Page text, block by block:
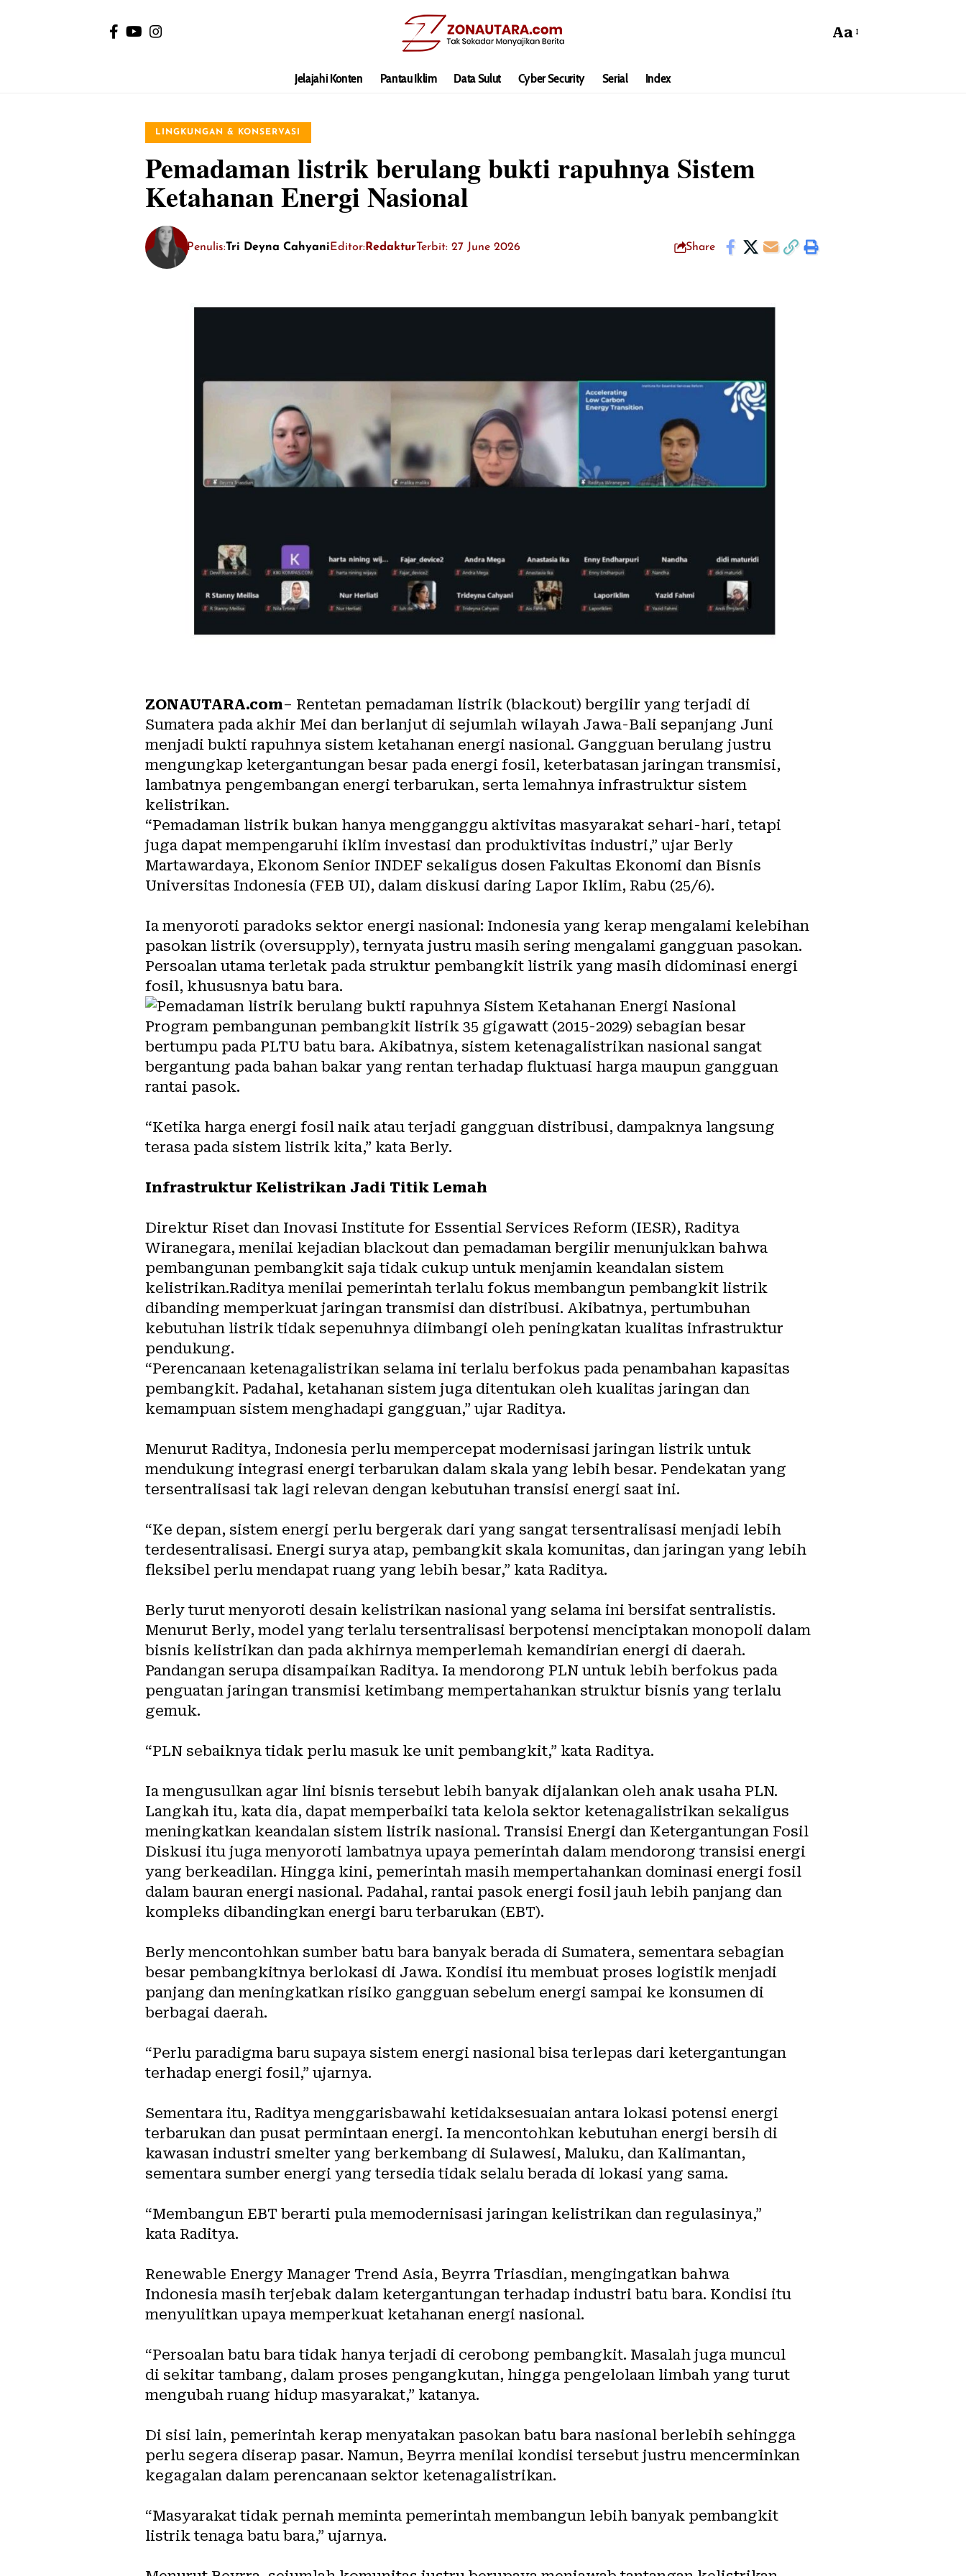
Aa
Jelajahi Konten Pantau Iklim Data Sulut Cyber Security Serial Index
LINGKUNGAN & KONSERVASI
Pemadaman listrik berulang bukti rapuhnya Sistem
Ketahanan Energi Nasional
Penulis:Tri Deyna Cahyani Editor:Redaktur Terbit: 27 June 2026 Share
ZONAUTARA.com– Rentetan pemadaman listrik (blackout) bergilir yang terjadi di
Sumatera pada akhir Mei dan berlanjut di sejumlah wilayah Jawa-Bali sepanjang Juni
menjadi bukti rapuhnya sistem ketahanan energi nasional. Gangguan berulang justru
mengungkap ketergantungan besar pada energi fosil, keterbatasan jaringan transmisi,
lambatnya pengembangan energi terbarukan, serta lemahnya infrastruktur sistem
kelistrikan.
“Pemadaman listrik bukan hanya mengganggu aktivitas masyarakat sehari-hari, tetapi
juga dapat mempengaruhi iklim investasi dan produktivitas industri,” ujar Berly
Martawardaya, Ekonom Senior INDEF sekaligus dosen Fakultas Ekonomi dan Bisnis
Universitas Indonesia (FEB UI), dalam diskusi daring Lapor Iklim, Rabu (25/6).
Ia menyoroti paradoks sektor energi nasional: Indonesia yang kerap mengalami kelebihan
pasokan listrik (oversupply), ternyata justru masih sering mengalami gangguan pasokan.
Persoalan utama terletak pada struktur pembangkit listrik yang masih didominasi energi
fosil, khususnya batu bara.
Program pembangunan pembangkit listrik 35 gigawatt (2015-2029) sebagian besar
bertumpu pada PLTU batu bara. Akibatnya, sistem ketenagalistrikan nasional sangat
bergantung pada bahan bakar yang rentan terhadap fluktuasi harga maupun gangguan
rantai pasok.
“Ketika harga energi fosil naik atau terjadi gangguan distribusi, dampaknya langsung
terasa pada sistem listrik kita,” kata Berly.
Infrastruktur Kelistrikan Jadi Titik Lemah
Direktur Riset dan Inovasi Institute for Essential Services Reform (IESR), Raditya
Wiranegara, menilai kejadian blackout dan pemadaman bergilir menunjukkan bahwa
pembangunan pembangkit saja tidak cukup untuk menjamin keandalan sistem
kelistrikan.Raditya menilai pemerintah terlalu fokus membangun pembangkit listrik
dibanding memperkuat jaringan transmisi dan distribusi. Akibatnya, pertumbuhan
kebutuhan listrik tidak sepenuhnya diimbangi oleh peningkatan kualitas infrastruktur
pendukung.
“Perencanaan ketenagalistrikan selama ini terlalu berfokus pada penambahan kapasitas
pembangkit. Padahal, ketahanan sistem juga ditentukan oleh kualitas jaringan dan
kemampuan sistem menghadapi gangguan,” ujar Raditya.
Menurut Raditya, Indonesia perlu mempercepat modernisasi jaringan listrik untuk
mendukung integrasi energi terbarukan dalam skala yang lebih besar. Pendekatan yang
tersentralisasi tak lagi relevan dengan kebutuhan transisi energi saat ini.
“Ke depan, sistem energi perlu bergerak dari yang sangat tersentralisasi menjadi lebih
terdesentralisasi. Energi surya atap, pembangkit skala komunitas, dan jaringan yang lebih
fleksibel perlu mendapat ruang yang lebih besar,” kata Raditya.
Berly turut menyoroti desain kelistrikan nasional yang selama ini bersifat sentralistis.
Menurut Berly, model yang terlalu tersentralisasi berpotensi menciptakan monopoli dalam
bisnis kelistrikan dan pada akhirnya memperlemah kemandirian energi di daerah.
Pandangan serupa disampaikan Raditya. Ia mendorong PLN untuk lebih berfokus pada
penguatan jaringan transmisi ketimbang mempertahankan struktur bisnis yang terlalu
gemuk.
“PLN sebaiknya tidak perlu masuk ke unit pembangkit,” kata Raditya.
Ia mengusulkan agar lini bisnis tersebut lebih banyak dijalankan oleh anak usaha PLN.
Langkah itu, kata dia, dapat memperbaiki tata kelola sektor ketenagalistrikan sekaligus
meningkatkan keandalan sistem listrik nasional. Transisi Energi dan Ketergantungan Fosil
Diskusi itu juga menyoroti lambatnya upaya pemerintah dalam mendorong transisi energi
yang berkeadilan. Hingga kini, pemerintah masih mempertahankan dominasi energi fosil
dalam bauran energi nasional. Padahal, rantai pasok energi fosil jauh lebih panjang dan
kompleks dibandingkan energi baru terbarukan (EBT).
Berly mencontohkan sumber batu bara banyak berada di Sumatera, sementara sebagian
besar pembangkitnya berlokasi di Jawa. Kondisi itu membuat proses logistik menjadi
panjang dan meningkatkan risiko gangguan sebelum energi sampai ke konsumen di
berbagai daerah.
“Perlu paradigma baru supaya sistem energi nasional bisa terlepas dari ketergantungan
terhadap energi fosil,” ujarnya.
Sementara itu, Raditya menggarisbawahi ketidaksesuaian antara lokasi potensi energi
terbarukan dan pusat permintaan energi. Ia mencontohkan kebutuhan energi bersih di
kawasan industri smelter yang berkembang di Sulawesi, Maluku, dan Kalimantan,
sementara sumber energi yang tersedia tidak selalu berada di lokasi yang sama.
“Membangun EBT berarti pula memodernisasi jaringan kelistrikan dan regulasinya,”
kata Raditya.
Renewable Energy Manager Trend Asia, Beyrra Triasdian, mengingatkan bahwa
Indonesia masih terjebak dalam ketergantungan terhadap industri batu bara. Kondisi itu
menyulitkan upaya memperkuat ketahanan energi nasional.
“Persoalan batu bara tidak hanya terjadi di cerobong pembangkit. Masalah juga muncul
di sekitar tambang, dalam proses pengangkutan, hingga pengelolaan limbah yang turut
mengubah ruang hidup masyarakat,” katanya.
Di sisi lain, pemerintah kerap menyatakan pasokan batu bara nasional berlebih sehingga
perlu segera diserap pasar. Namun, Beyrra menilai kondisi tersebut justru mencerminkan
kegagalan dalam perencanaan sektor ketenagalistrikan.
“Masyarakat tidak pernah meminta pemerintah membangun lebih banyak pembangkit
listrik tenaga batu bara,” ujarnya.